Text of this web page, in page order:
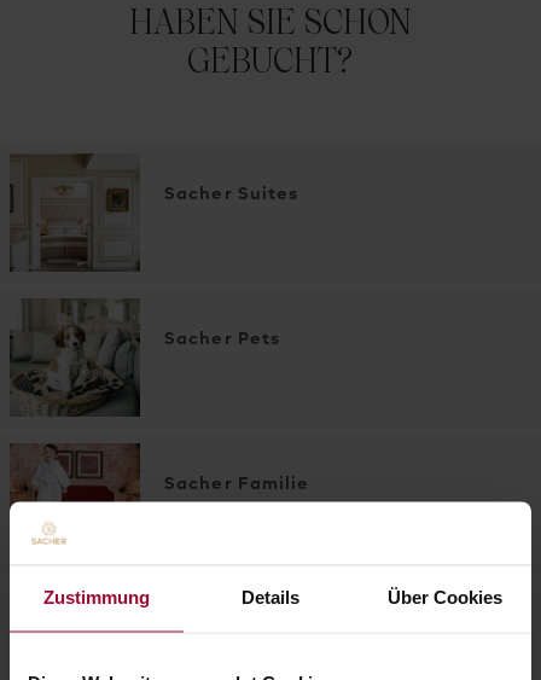
Zustimmung Details Über Cookies
HABEN SIE SCHON
GEBUCHT?
Sacher Suites
Sacher Pets
Sacher Familie